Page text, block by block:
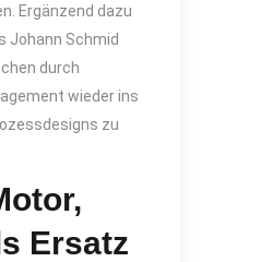
Ergänzend dazu
Johann Schmid
durch
wieder ins
zu
Ersatz